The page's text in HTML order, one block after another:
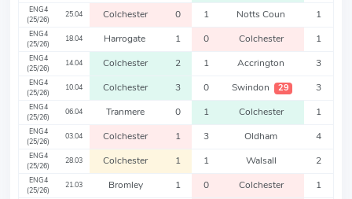
ENG4
(25/26)
25.04 Colchester 0 1 Notts Coun 1
ENG4
(25/26)
18.04 Harrogate 1 0 Colchester 1
ENG4
(25/26)
14.04 Colchester 2 1 Accrington 3
ENG4
(25/26)
10.04 Colchester 3 0 Swindon 29 3
ENG4
(25/26)
06.04 Tranmere 0 1 Colchester 1
ENG4
(25/26)
03.04 Colchester 1 3 Oldham 4
ENG4
(25/26)
28.03 Colchester 1 1 Walsall 2
ENG4
(25/26)
21.03 Bromley 1 0 Colchester 1